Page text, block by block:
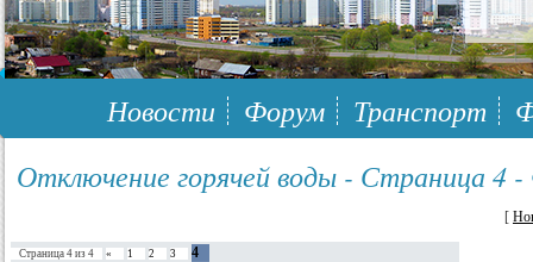
117148, г.Москва, ЮЗАО, муниципальный район Южное Бутово
Новости Форум Транспорт
Отключение горячей воды - Страница 4
[
Страница 4 из 4 « 1 2 3 4